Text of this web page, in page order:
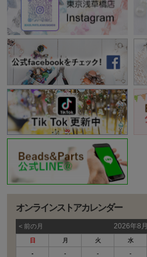
オンラインストアカレンダー
< 前の⽉ 2026年8月
日 月 火 水
-
- - -